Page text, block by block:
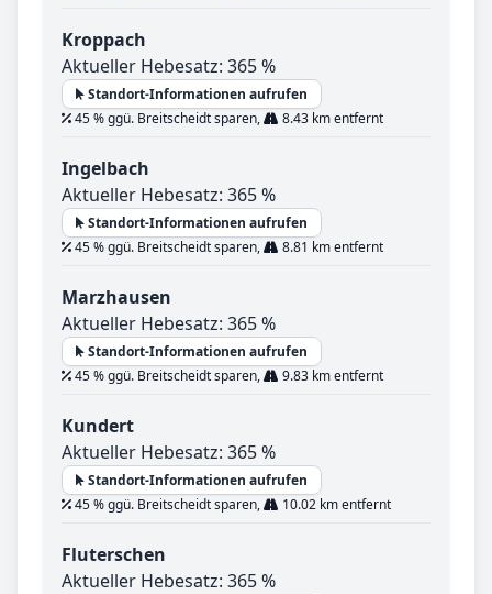
Kroppach
Aktueller Hebesatz: 365 %
Standort-Informationen aufrufen
45 % ggü. Breitscheidt sparen,
8.43 km entfernt
Ingelbach
Aktueller Hebesatz: 365 %
Standort-Informationen aufrufen
45 % ggü. Breitscheidt sparen,
8.81 km entfernt
Marzhausen
Aktueller Hebesatz: 365 %
Standort-Informationen aufrufen
45 % ggü. Breitscheidt sparen,
9.83 km entfernt
Kundert
Aktueller Hebesatz: 365 %
Standort-Informationen aufrufen
45 % ggü. Breitscheidt sparen,
10.02 km entfernt
Fluterschen
Aktueller Hebesatz: 365 %